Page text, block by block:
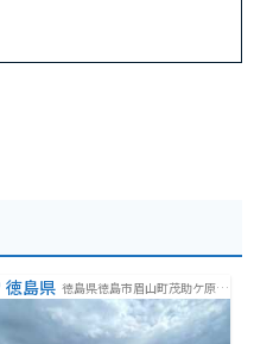
徳島県 徳島県徳島市眉山町茂助ケ原１